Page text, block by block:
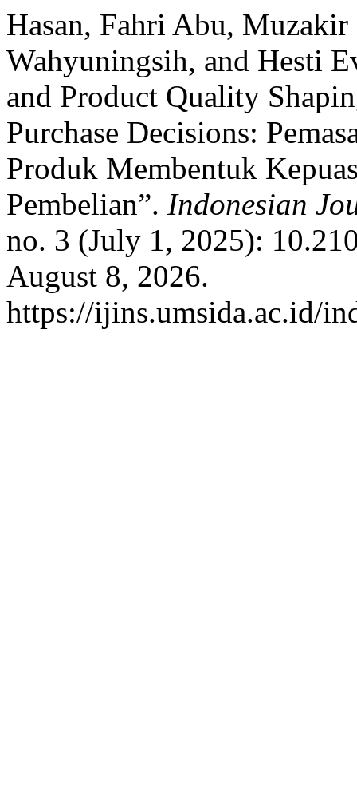
Hasan, Fahri Abu,
Wahyuningsih, and Hesti
and Product Quality
Purchase Decisions:
Produk Membentuk
Pembelian”. Indonesian
no. 3 (July 1, 2025):
August 8, 2026.
https://ijins.umsida.ac.id/